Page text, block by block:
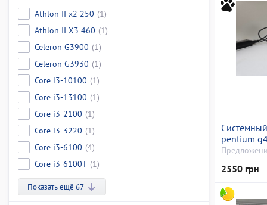
Athlon II x2 250 (1)
Athlon II X3 460 (1)
Celeron G3900 (1)
Celeron G3930 (1)
Core i3-10100 (1)
Core i3-13100 (1)
Core i3-2100 (1)
Core i3-3220 (1)
Core i3-6100 (4)
Core i3-6100T (1)
Показать ещё 67
pentium
500 gb/ssd
2550 грн